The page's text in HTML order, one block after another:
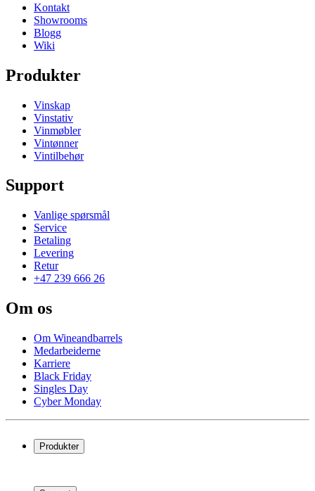
Kontakt
Showrooms
Blogg
Wiki
Produkter
Vinskap
Vinstativ
Vinmøbler
Vintønner
Vintilbehør
Support
Vanlige spørsmål
Service
Betaling
Levering
Retur
+47 239 666 26
Om os
Om Wineandbarrels
Medarbeiderne
Karriere
Black Friday
Singles Day
Cyber Monday
Produkter
Vinstativ